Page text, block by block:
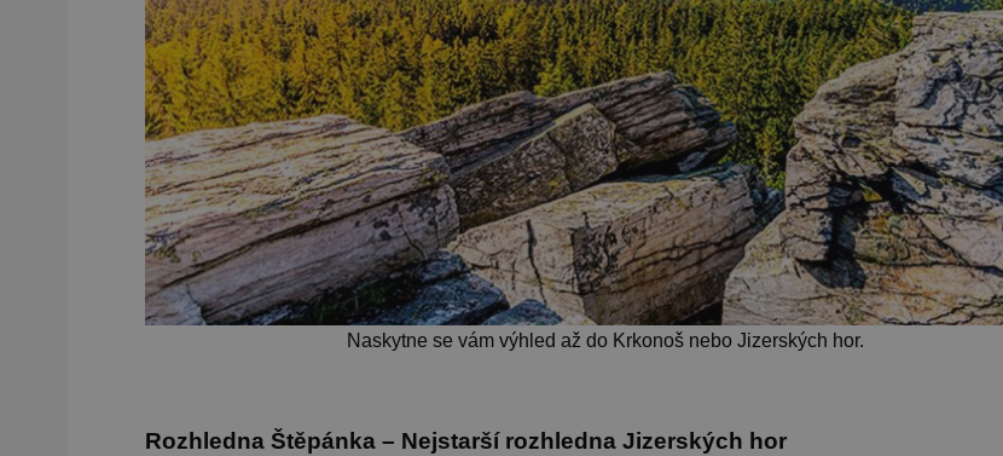
Naskytne se vám výhled až do Krkonoš nebo Jizerských hor.
Rozhledna Štěpánka – Nejstarší rozhledna Jizerských hor